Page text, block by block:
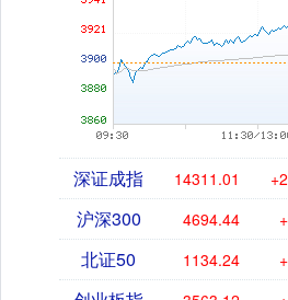
深证成指 14311.01
沪深300 4694.44
北证50 1134.24